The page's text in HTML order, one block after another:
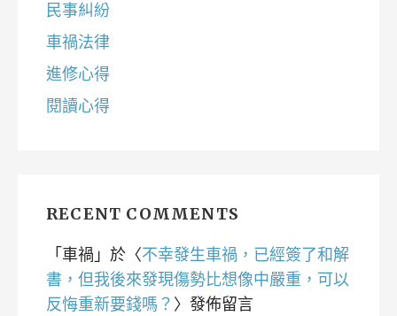
民事糾紛
車禍法律
進修心得
閱讀心得
RECENT COMMENTS
「 車禍 」於〈不幸發生車禍，已經簽了和解
書，但我後來發現傷勢比想像中嚴重，可以
反悔重新要錢嗎？ 〉發佈留言